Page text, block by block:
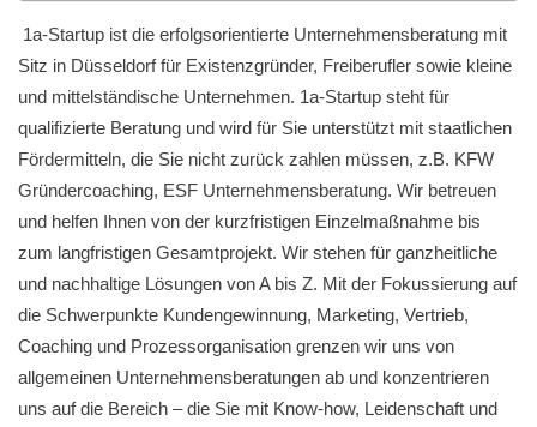
1a-Startup ist die erfolgsorientierte Unternehmensberatung mit
Sitz in Düsseldorf für Existenzgründer, Freiberufler sowie kleine
und mittelständische Unternehmen. 1a-Startup steht für
qualifizierte Beratung und wird für Sie unterstützt mit staatlichen
Fördermitteln, die Sie nicht zurück zahlen müssen, z.B. KFW
Gründercoaching, ESF Unternehmensberatung. Wir betreuen
und helfen Ihnen von der kurzfristigen Einzelmaßnahme bis
zum langfristigen Gesamtprojekt. Wir stehen für ganzheitliche
und nachhaltige Lösungen von A bis Z. Mit der Fokussierung auf
die Schwerpunkte Kundengewinnung, Marketing, Vertrieb,
Coaching und Prozessorganisation grenzen wir uns von
allgemeinen Unternehmensberatungen ab und konzentrieren
uns auf die Bereich – die Sie mit Know-how, Leidenschaft und